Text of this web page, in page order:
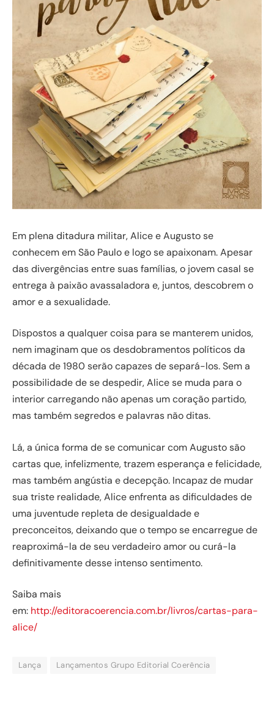
Em plena ditadura militar, Alice e Augusto se
conhecem em São Paulo e logo se apaixonam. Apesar
das divergências entre suas famílias, o jovem casal se
entrega à paixão avassaladora e, juntos, descobrem o
amor e a sexualidade.
Dispostos a qualquer coisa para se manterem unidos,
nem imaginam que os desdobramentos políticos da
década de 1980 serão capazes de separá-los. Sem a
possibilidade de se despedir, Alice se muda para o
interior carregando não apenas um coração partido,
mas também segredos e palavras não ditas.
Lá, a única forma de se comunicar com Augusto são
cartas que, infelizmente, trazem esperança e felicidade,
mas também angústia e decepção. Incapaz de mudar
sua triste realidade, Alice enfrenta as dificuldades de
uma juventude repleta de desigualdade e
preconceitos, deixando que o tempo se encarregue de
reaproximá-la de seu verdadeiro amor ou curá-la
definitivamente desse intenso sentimento.
Saiba mais
em: http://editoracoerencia.com.br/livros/cartas-para-
alice/
Lança Lançamentos Grupo Editorial Coerência